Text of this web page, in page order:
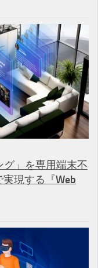
」を専用端末不
現する『Web